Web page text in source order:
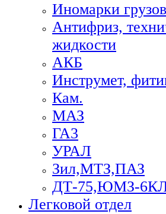
Иномарки
Антифриз,
жидкости
АКБ
Инструмет,
Кам.
МАЗ
ГА3
УРАЛ
Зил,МТЗ,ПАЗ
ДТ-75,ЮМЗ-
Легковой отдел